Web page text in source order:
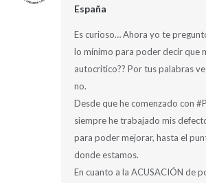
España
Es curioso… Ahora yo te
lo mínimo para poder decir que
autocritico?? Por tus palabras
no.
Desde que he comenzado con
siempre he trabajado mis
para poder mejorar, hasta el
donde estamos.
En cuanto a la ACUSACIÓN de